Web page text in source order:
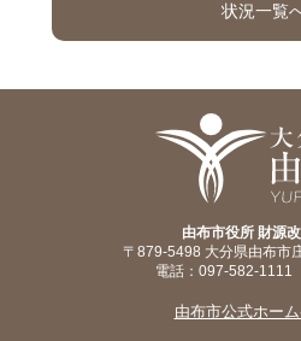
状況一覧
由布市役所 財源
〒879-5498 大分県由布市
電話：097-582-1111
由布市公式ホー